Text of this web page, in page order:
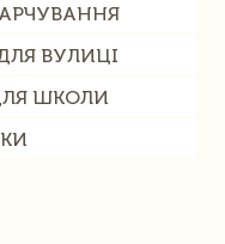
ВУЛИЦІ
ШКОЛИ